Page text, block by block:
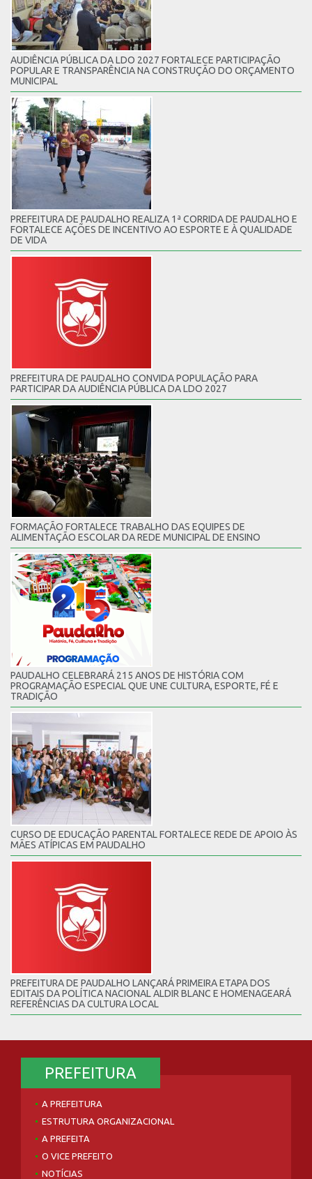
AUDIÊNCIA PÚBLICA DA LDO 2027 FORTALECE PARTICIPAÇÃO
POPULAR E TRANSPARÊNCIA NA CONSTRUÇÃO DO ORÇAMENTO
MUNICIPAL
PREFEITURA DE PAUDALHO REALIZA 1ª CORRIDA DE PAUDALHO E
FORTALECE AÇÕES DE INCENTIVO AO ESPORTE E À QUALIDADE
DE VIDA
PREFEITURA DE PAUDALHO CONVIDA POPULAÇÃO PARA
PARTICIPAR DA AUDIÊNCIA PÚBLICA DA LDO 2027
FORMAÇÃO FORTALECE TRABALHO DAS EQUIPES DE
ALIMENTAÇÃO ESCOLAR DA REDE MUNICIPAL DE ENSINO
PAUDALHO CELEBRARÁ 215 ANOS DE HISTÓRIA COM
PROGRAMAÇÃO ESPECIAL QUE UNE CULTURA, ESPORTE, FÉ E
TRADIÇÃO
CURSO DE EDUCAÇÃO PARENTAL FORTALECE REDE DE APOIO ÀS
MÃES ATÍPICAS EM PAUDALHO
PREFEITURA DE PAUDALHO LANÇARÁ PRIMEIRA ETAPA DOS
EDITAIS DA POLÍTICA NACIONAL ALDIR BLANC E HOMENAGEARÁ
REFERÊNCIAS DA CULTURA LOCAL
PREFEITURA
A PREFEITURA
ESTRUTURA ORGANIZACIONAL
A PREFEITA
O VICE PREFEITO
NOTÍCIAS